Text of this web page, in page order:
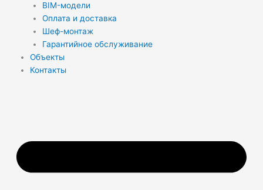
BIM-модели
Оплата и доставка
Шеф-монтаж
Гарантийное обслуживание
Объекты
Контакты